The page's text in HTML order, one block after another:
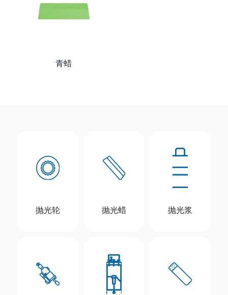
青蜡
抛光轮 抛光蜡 抛光浆